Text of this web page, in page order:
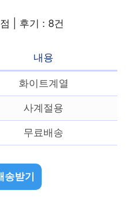
| 후기 : 8건
내용
화이트계열
사계절용
무료배송
송받기